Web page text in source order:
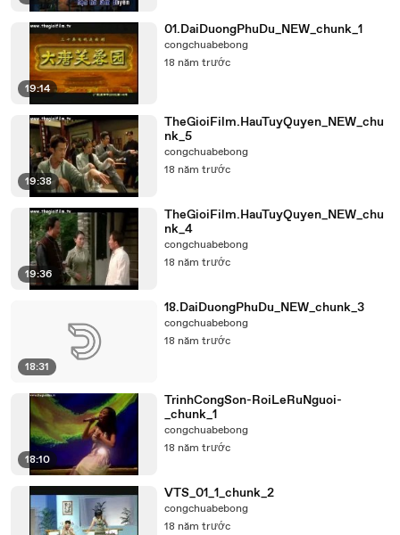
19:14
01.DaiDuongPhuDu_NEW_chunk_1
congchuabebong
18 năm trước
19:38
TheGioiFilm.HauTuyQuyen_NEW_chu
nk_5
congchuabebong
18 năm trước
19:36
TheGioiFilm.HauTuyQuyen_NEW_chu
nk_4
congchuabebong
18 năm trước
18:31
18.DaiDuongPhuDu_NEW_chunk_3
congchuabebong
18 năm trước
18:10
TrinhCongSon-RoiLeRuNguoi-
_chunk_1
congchuabebong
18 năm trước
VTS_01_1_chunk_2
congchuabebong
18 năm trước